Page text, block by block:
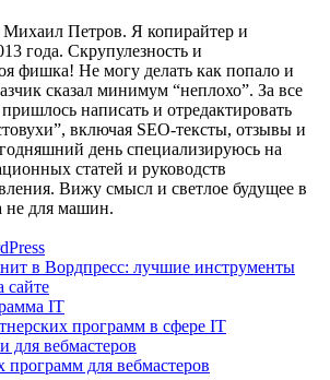
Петров. Я копирайтер и
года. Скрупулезность и
фишка! Не могу делать как попало и
сказал минимум “неплохо”. За все
написать и отредактировать
включая SEO-тексты, отзывы и
день специализируюсь на
статей и руководств
Вижу смысл и светлое будущее в
не для машин.
в Вордпресс: лучшие инструменты
сайте
программ в сфере IT
программ для вебмастеров